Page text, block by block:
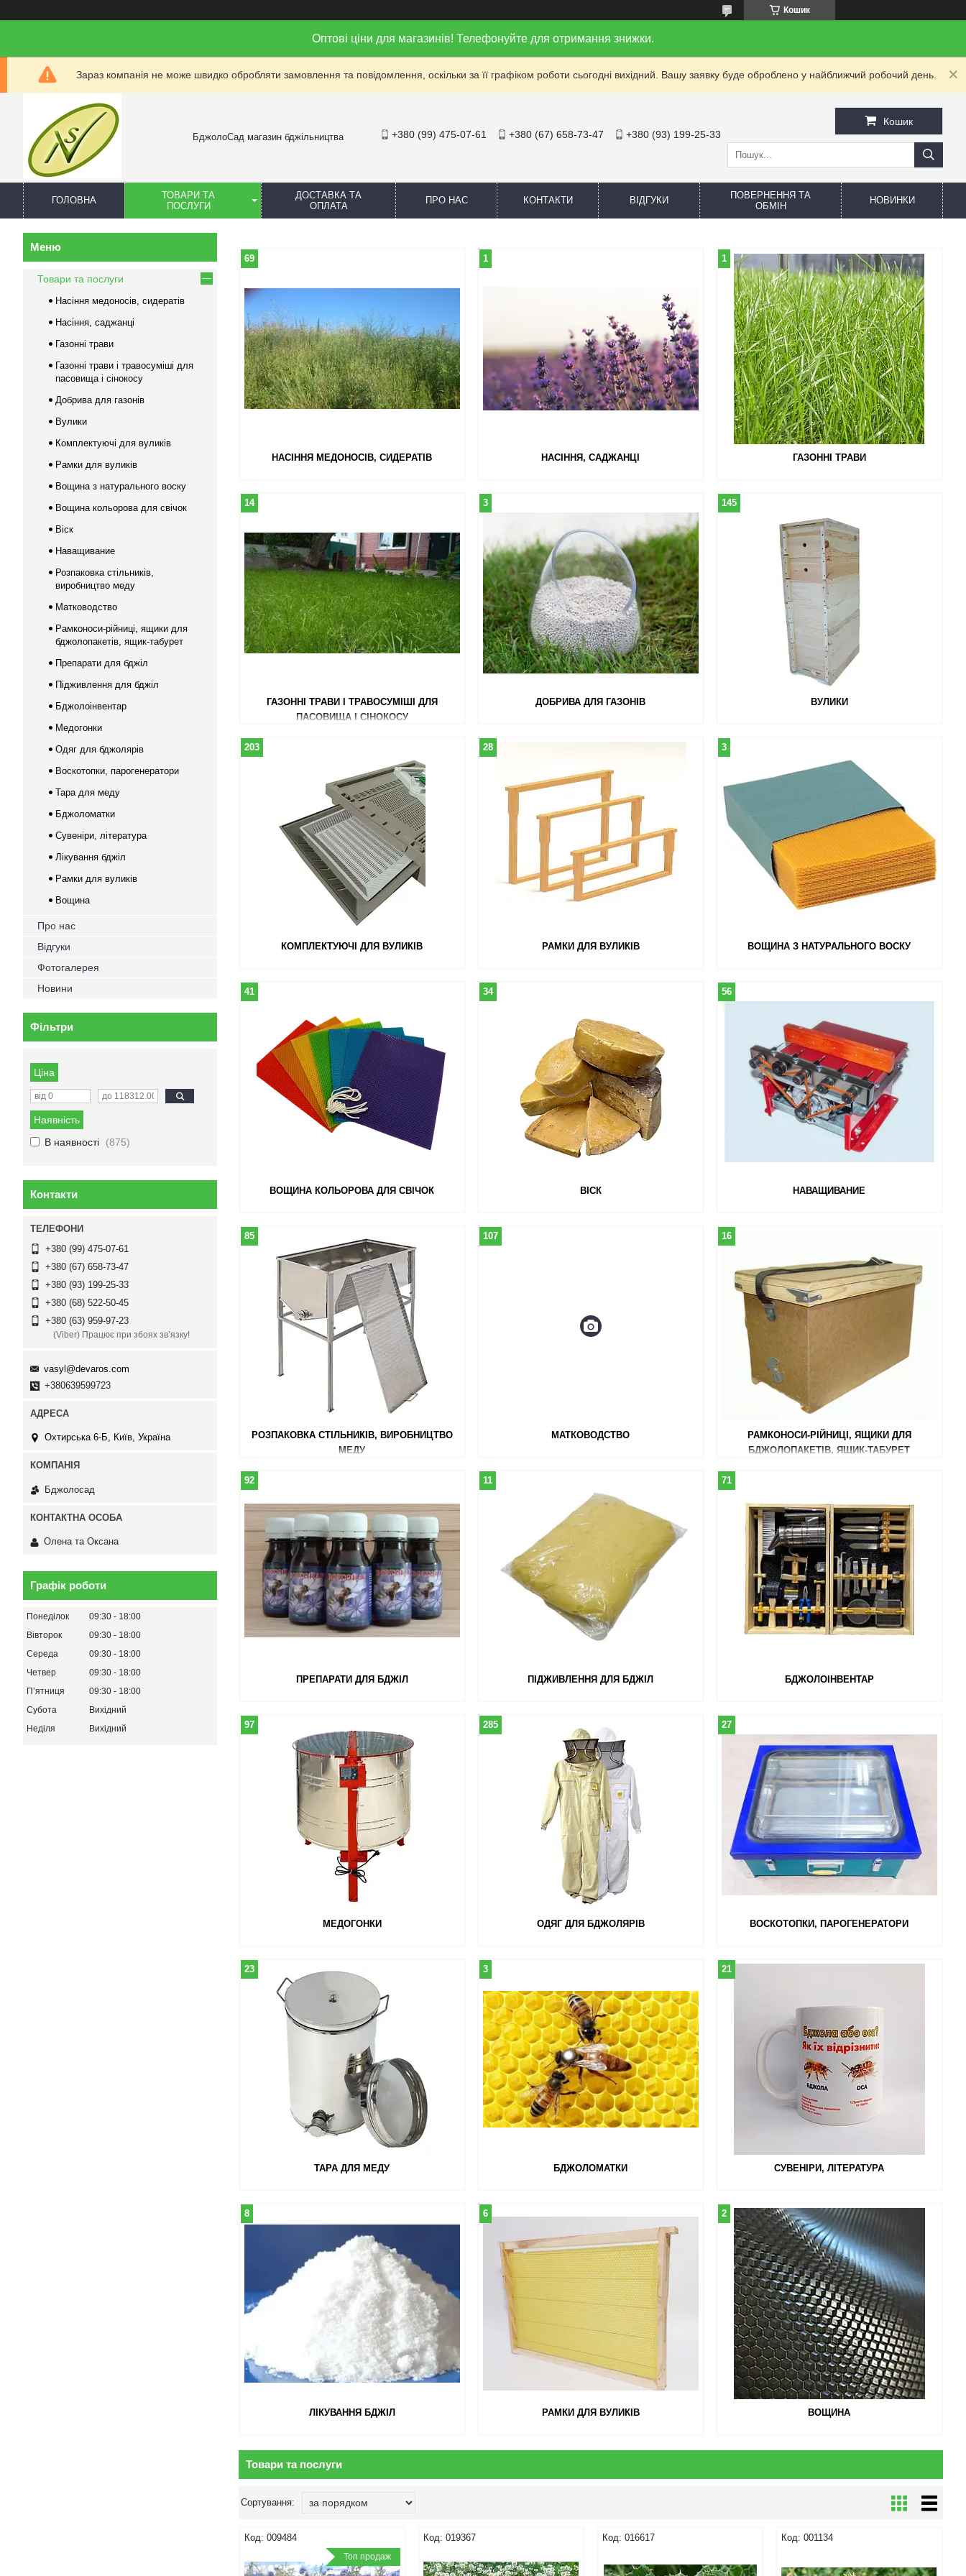
Кошик
Оптові ціни для магазинів! Телефонуйте для отримання знижки.
Зараз компанія не може швидко обробляти замовлення та повідомлення, оскільки за її графіком роботи сьогодні вихідний. Вашу заявку буде оброблено у найближчий робочий день.
БджолоСад магазин бджільництва +380 (99) 475-07-61 +380 (67) 658-73-47 +380 (93) 199-25-33
Кошик
ГОЛОВНА
ТОВАРИ ТА
ПОСЛУГИ
ДОСТАВКА ТА
ОПЛАТА
ПРО НАС КОНТАКТИ ВІДГУКИ
ПОВЕРНЕННЯ ТА
ОБМІН
НОВИНКИ
НАСІННЯ МЕДОНОСІВ, СИДЕРАТІВ
69
НАСІННЯ, САДЖАНЦІ
1
ГАЗОННІ ТРАВИ
1
ГАЗОННІ ТРАВИ І ТРАВОСУМІШІ ДЛЯ
ПАСОВИЩА І СІНОКОСУ
14
ДОБРИВА ДЛЯ ГАЗОНІВ
3
ВУЛИКИ
145
КОМПЛЕКТУЮЧІ ДЛЯ ВУЛИКІВ
203
РАМКИ ДЛЯ ВУЛИКІВ
28
ВОЩИНА З НАТУРАЛЬНОГО ВОСКУ
3
ВОЩИНА КОЛЬОРОВА ДЛЯ СВІЧОК
41
ВІСК
34
НАВАЩИВАНИЕ
56
РОЗПАКОВКА СТІЛЬНИКІВ, ВИРОБНИЦТВО
МЕДУ
85
МАТКОВОДСТВО
107
РАМКОНОСИ-РІЙНИЦІ, ЯЩИКИ ДЛЯ
БДЖОЛОПАКЕТІВ, ЯЩИК-ТАБУРЕТ
16
ПРЕПАРАТИ ДЛЯ БДЖІЛ
92
ПІДЖИВЛЕННЯ ДЛЯ БДЖІЛ
11
БДЖОЛОІНВЕНТАР
71
МЕДОГОНКИ
97
ОДЯГ ДЛЯ БДЖОЛЯРІВ
285
ВОСКОТОПКИ, ПАРОГЕНЕРАТОРИ
27
ТАРА ДЛЯ МЕДУ
23
БДЖОЛОМАТКИ
3
СУВЕНІРИ, ЛІТЕРАТУРА
21
ЛІКУВАННЯ БДЖІЛ
8
РАМКИ ДЛЯ ВУЛИКІВ
6
ВОЩИНА
2
Товари та послуги
009484
Топ продаж
019367 016617 001134
Товари та послуги
Насіння медоносів, сидератів
Насіння, саджанці
Газонні трави
Газонні трави і травосуміші для
пасовища і сінокосу
Добрива для газонів
Вулики
Комплектуючі для вуликів
Рамки для вуликів
Вощина з натурального воску
Вощина кольорова для свічок
Віск
Наващивание
Розпаковка стільників,
виробництво меду
Матководство
Рамконоси-рійниці, ящики для
бджолопакетів, ящик-табурет
Препарати для бджіл
Підживлення для бджіл
Бджолоінвентар
Медогонки
Одяг для бджолярів
Воскотопки, парогенератори
Тара для меду
Бджоломатки
Сувеніри, література
Лікування бджіл
Рамки для вуликів
Вощина
Про нас
Відгуки
Фотогалерея
Новини
Фільтри
Ціна
Наявність
В наявності
875
Контакти
+380 (99) 475-07-61
+380 (67) 658-73-47
+380 (93) 199-25-33
+380 (68) 522-50-45
+380 (63) 959-97-23
(Viber) Працює при збоях зв’язку!
vasyl@devaros.com
+380639599723
Охтирська 6-Б, Київ, Україна
Бджолосад
Олена та Оксана
Графік роботи
Понеділок 09:30
18:00
Вівторок
09:30
18:00
Середа
09:30
18:00
Четвер
09:30
18:00
Пʼятниця
09:30
18:00
Субота
Вихідний
Неділя
Вихідний